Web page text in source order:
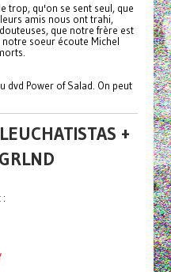
trop, qu'on se sent seul, que
amis nous ont trahi,
que notre frère est
soeur écoute Michel
dvd Power of Salad. On peut
+
: